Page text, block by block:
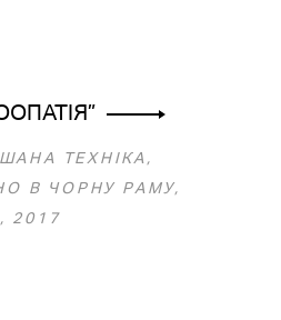
ТЕХНІКА,
В ЧОРНУ РАМУ,
2017